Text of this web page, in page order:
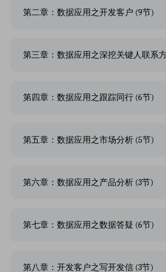
第二章：数据应用之开发客户 (9节)
第三章：数据应用之深挖关键人联系
第四章：数据应用之跟踪同行 (6节)
第五章：数据应用之市场分析 (5节)
第六章：数据应用之产品分析 (3节)
第七章：数据应用之数据答疑 (6节)
第八章：开发客户之写开发信 (3节)